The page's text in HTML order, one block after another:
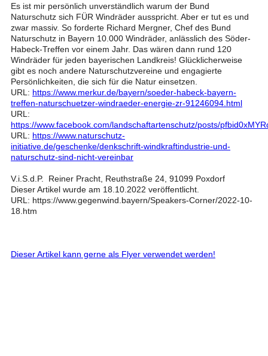
Es ist mir persönlich unverständlich warum der Bund
Naturschutz sich FÜR Windräder ausspricht. Aber er tut es und
zwar massiv. So forderte Richard Mergner, Chef des Bund
Naturschutz in Bayern 10.000 Windräder, anlässlich des Söder-
Habeck-Treffen vor einem Jahr. Das wären dann rund 120
Windräder für jeden bayerischen Landkreis! Glücklicherweise
gibt es noch andere Naturschutzvereine und engagierte
Persönlichkeiten, die sich für die Natur einsetzen.
URL: https://www.merkur.de/bayern/soeder-habeck-bayern-
treffen-naturschuetzer-windraeder-energie-zr-91246094.html
URL:
https://www.facebook.com/landschaftartenschutz/posts/
URL: https://www.naturschutz-
initiative.de/geschenke/denkschrift-windkraftindustrie-und-
naturschutz-sind-nicht-vereinbar
V.i.S.d.P. Reiner Pracht, Reuthstraße 24, 91099 Poxdorf
Dieser Artikel wurde am 18.10.2022 veröffentlicht.
URL: https://www.gegenwind.bayern/Speakers-Corner/2022-10-
18.htm
Dieser Artikel kann gerne als Flyer verwendet werden!